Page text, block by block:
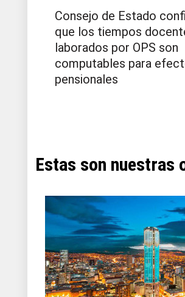
Consejo de Estado
que los tiempos
laborados por OPS son
computables para
pensionales
Estas son nuestras